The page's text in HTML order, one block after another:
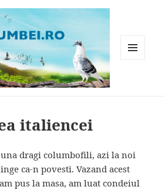
italiencei
dragi columbofili, azi la noi
ca-n povesti. Vazand acest
pus la masa, am luat condeiul